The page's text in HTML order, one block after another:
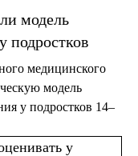
модель
подростков
медицинского
модель
у подростков 14–